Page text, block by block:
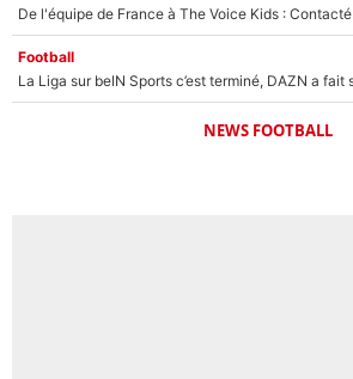
Football
NEWS FOOTBALL